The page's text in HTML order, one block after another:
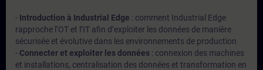
- Introduction à Industrial Edge : comment Industrial Edge
rapproche l’OT et l’IT afin d’exploiter les données de manière
sécurisée et évolutive dans les environnements de production
- Connecter et exploiter les données : connexion des machines
et installations, centralisation des données et transformation en